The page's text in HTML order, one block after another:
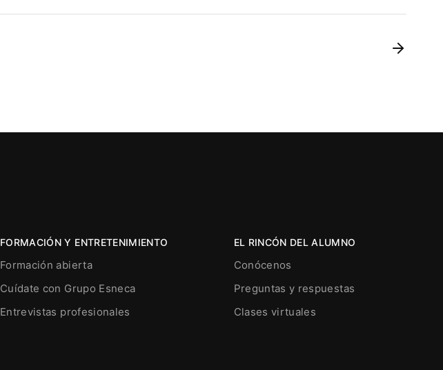
FORMACIÓN Y ENTRETENIMIENTO
Formación abierta
Cuídate con Grupo Esneca
Entrevistas profesionales
EL RINCÓN DEL ALUMNO
Conócenos
Preguntas y respuestas
Clases virtuales